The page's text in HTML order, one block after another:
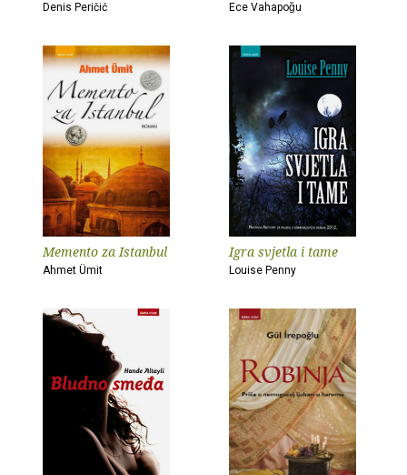
Denis Peričić Ece Vahapoǧu
Memento za Istanbul
Ahmet Ümit
Igra svjetla i tame
Louise Penny